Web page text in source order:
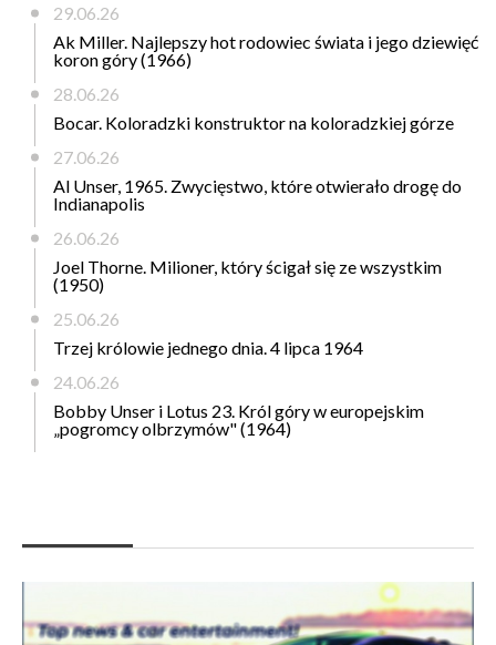
29.06.26
Ak Miller. Najlepszy hot rodowiec świata i jego dziewięć
koron góry (1966)
28.06.26
Bocar. Koloradzki konstruktor na koloradzkiej górze
27.06.26
Al Unser, 1965. Zwycięstwo, które otwierało drogę do
Indianapolis
26.06.26
Joel Thorne. Milioner, który ścigał się ze wszystkim
(1950)
25.06.26
Trzej królowie jednego dnia. 4 lipca 1964
24.06.26
Bobby Unser i Lotus 23. Król góry w europejskim
„pogromcy olbrzymów" (1964)